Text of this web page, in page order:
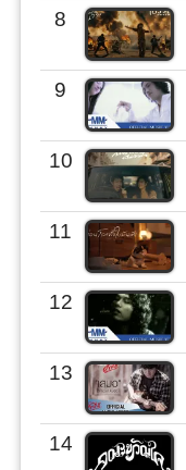
8
9
10
11
12
13
14